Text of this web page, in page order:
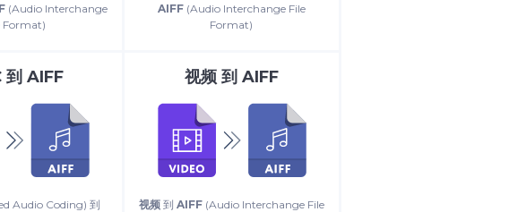
(Audio Interchange
Format)
AIFF(Audio Interchange File
Format)
到 AIFF
Audio Coding) 到
视频到 AIFF
视频到 AIFF(Audio Interchange File